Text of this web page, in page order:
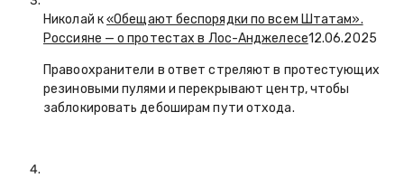
Николай к«Обещают беспорядки по всем Штатам».
Россияне — о протестах в Лос-Анджелесе12.06.2025
Правоохранители в ответ стреляют в протестующих
резиновыми пулями и перекрывают центр, чтобы
заблокировать дебоширам пути отхода.